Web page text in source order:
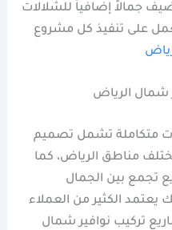
جمالاً إضافياً للشلالات
على تنفيذ كل مشروع
شمال الرياض
متكاملة تشمل تصميم
مناطق الرياض، كما
تجمع بين الجمال
يعتمد الكثير من العملاء
تركيب نوافير شمال